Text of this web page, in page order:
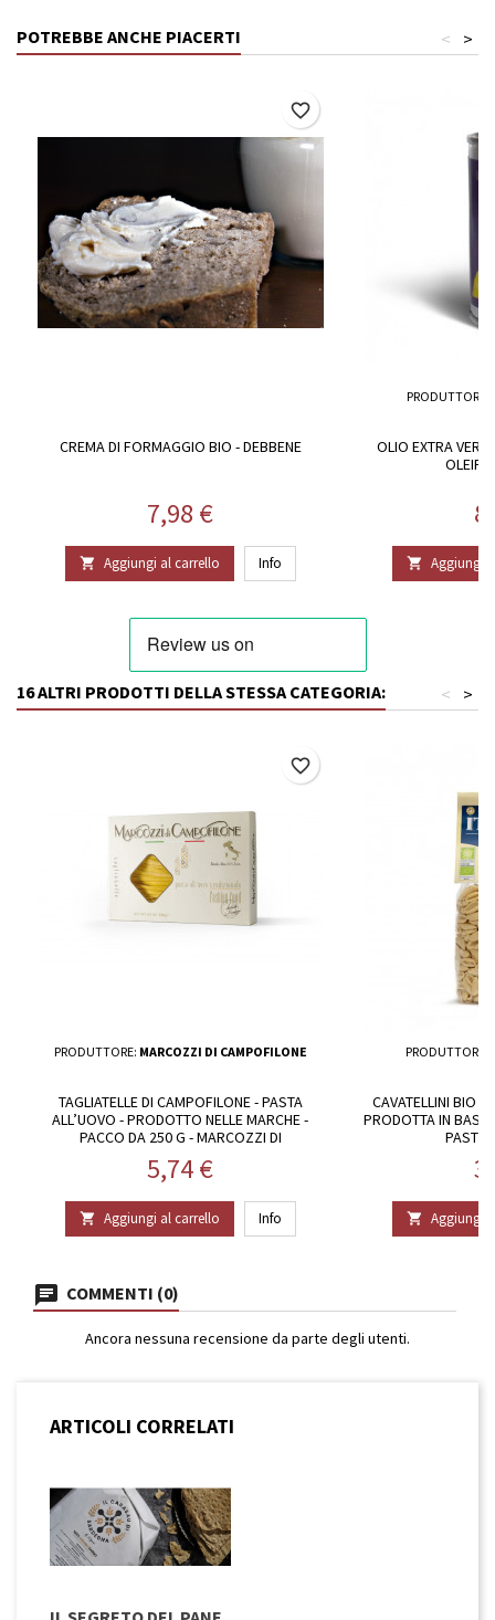
POTREBBE ANCHE PIACERTI >
<
CREMA DI FORMAGGIO BIO - DEBBENE
Prezzo
7,98 €
 Aggiungi al carrello Info
favorite_border
PRODUTTORE:
OLIO EXTRA
 Aggiungi
16 ALTRI PRODOTTI DELLA STESSA CATEGORIA: >
<
PRODUTTORE: MARCOZZI DI CAMPOFILONE
TAGLIATELLE DI CAMPOFILONE - PASTA
ALL’UOVO - PRODOTTO NELLE MARCHE -
PACCO DA 250 G - MARCOZZI DI
Prezzo
5,74 €
 Aggiungi al carrello Info
favorite_border
PRODUTTORE:
CAVATELLINI BIO -
PRODOTTA IN
 Aggiungi
COMMENTI (0)
Ancora nessuna recensione da parte degli utenti.
ARTICOLI CORRELATI